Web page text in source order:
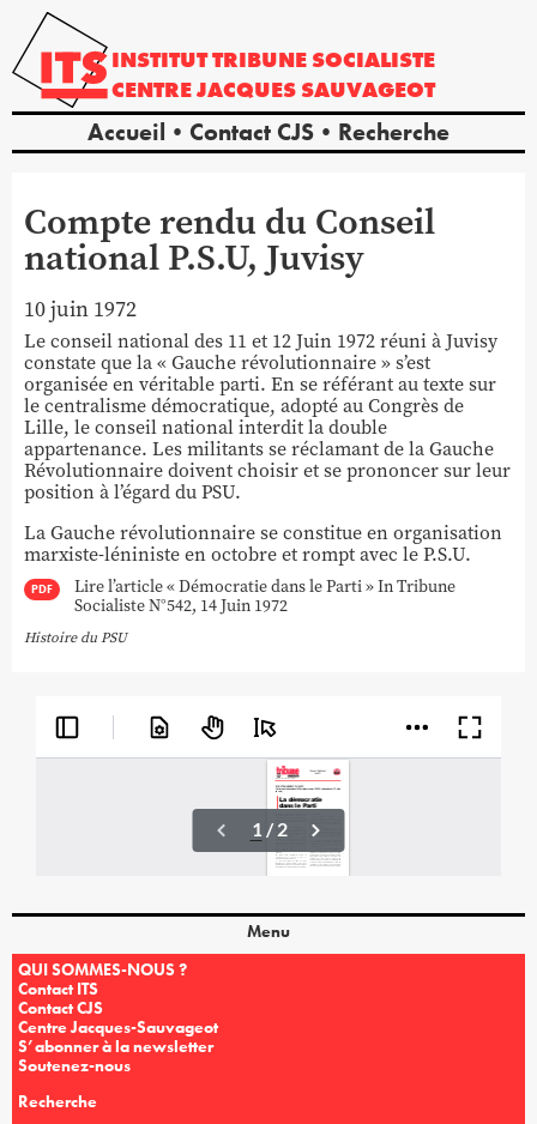
INSTITUTTRIBUNE SOCIALISTE
CENTREJACQUES SAUVAGEOT
Accueil Contact CJS Recherche
Compte rendu du Conseil
national P.S.U, Juvisy
10 juin 1972
Le conseil national des 11 et 12 Juin 1972 réuni à Juvisy
constate que la « Gauche révolutionnaire » s’est
organisée en véritable parti. En se référant au texte sur
le centralisme démocratique, adopté au Congrès de
Lille, le conseil national interdit la double
appartenance. Les militants se réclamant de la Gauche
Révolutionnaire doivent choisir et se prononcer sur leur
position à l’égard du PSU.
La Gauche révolutionnaire se constitue en organisation
marxiste-léniniste en octobre et rompt avec le P.S.U.
PDF
Lire l’article « Démocratie dans le Parti » In Tribune
Socialiste N°542, 14 Juin 1972
Histoire du PSU
Menu
QUI SOMMES-NOUS ?
Contact ITS
Contact CJS
Centre Jacques-Sauvageot
S’abonner à la newsletter
Soutenez-nous
Recherche